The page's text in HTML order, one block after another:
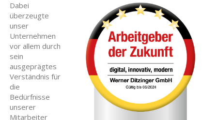
Dabei
überzeugte
unser
Unternehmen
vor allem durch
sein
ausgeprägtes
Verständnis für
die
Bedürfnisse
unserer
Mitarbeiter